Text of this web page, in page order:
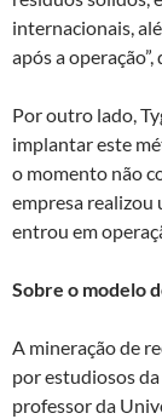
internacionais,
após a operação”,
Por outro lado,
implantar este
o momento não
empresa realizou
entrou em
Sobre o modelo
A mineração de
por estudiosos
professor da